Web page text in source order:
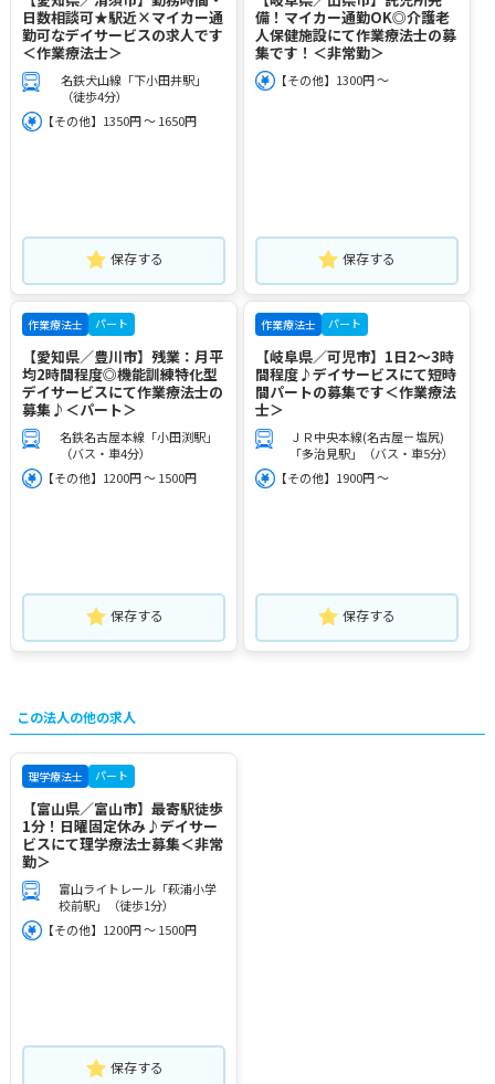
日数相談可★駅近×マイカー通
勤可なデイサービスの求人です
＜作業療法士＞
名鉄犬山線「下小田井駅」
（徒歩4分）
【その他】1350円 ～ 1650円
保存する
備！マイカー通勤OK◎介護老
人保健施設にて作業療法士の募
集です！＜非常勤＞
【その他】1300円 ～
保存する
作業療法士 パート
【愛知県／豊川市】残業：月平
均2時間程度◎機能訓練特化型
デイサービスにて作業療法士の
募集♪＜パート＞
名鉄名古屋本線「小田渕駅」
（バス・車4分）
【その他】1200円 ～ 1500円
保存する
作業療法士 パート
【岐阜県／可児市】1日2～3時
間程度♪デイサービスにて短時
間パートの募集です＜作業療法
士＞
ＪＲ中央本線(名古屋－塩尻)
「多治見駅」（バス・車5分）
【その他】1900円 ～
保存する
この法人の他の求人
理学療法士 パート
【富山県／富山市】最寄駅徒歩
1分！日曜固定休み♪デイサー
ビスにて理学療法士募集＜非常
勤＞
富山ライトレール「萩浦小学
校前駅」（徒歩1分）
【その他】1200円 ～ 1500円
保存する